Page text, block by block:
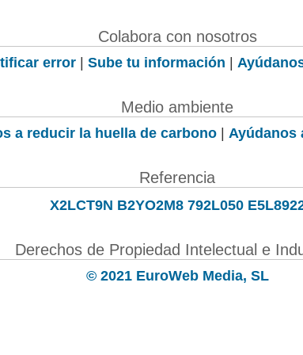
Colabora con nosotros
error | Sube tu información |
Medio ambiente
a reducir la huella de carbono | Ayúdanos
Referencia
X2LCT9N B2YO2M8 792L050
Derechos de Propiedad Intelectual e
© 2021 EuroWeb Media, SL